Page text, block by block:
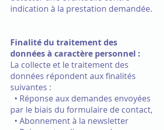
indication à la prestation demandée.
Finalité du traitement des
données à caractère personnel :
La collecte et le traitement des
données répondent aux finalités
suivantes :
• Réponse aux demandes envoyées
par le biais du formulaire de contact,
• Abonnement à la newsletter